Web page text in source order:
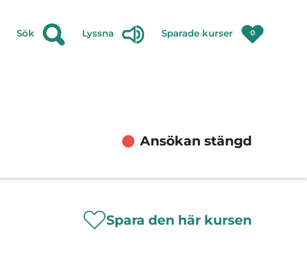
Sök Lyssna Sparade kurser 0
Ansökan stängd
Spara den här kursen